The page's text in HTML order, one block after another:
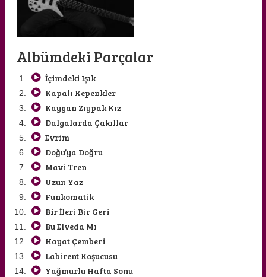
EYLEM PELİT
Albümdeki Parçalar
İçimdeki Işık
Kapalı Kepenkler
Kaygan Zıypak Kız
Dalgalarda Çakıllar
Evrim
Doğu’ya Doğru
Mavi Tren
Uzun Yaz
Funkomatik
Bir İleri Bir Geri
Bu Elveda Mı
Hayat Çemberi
Labirent Koşucusu
Yağmurlu Hafta Sonu